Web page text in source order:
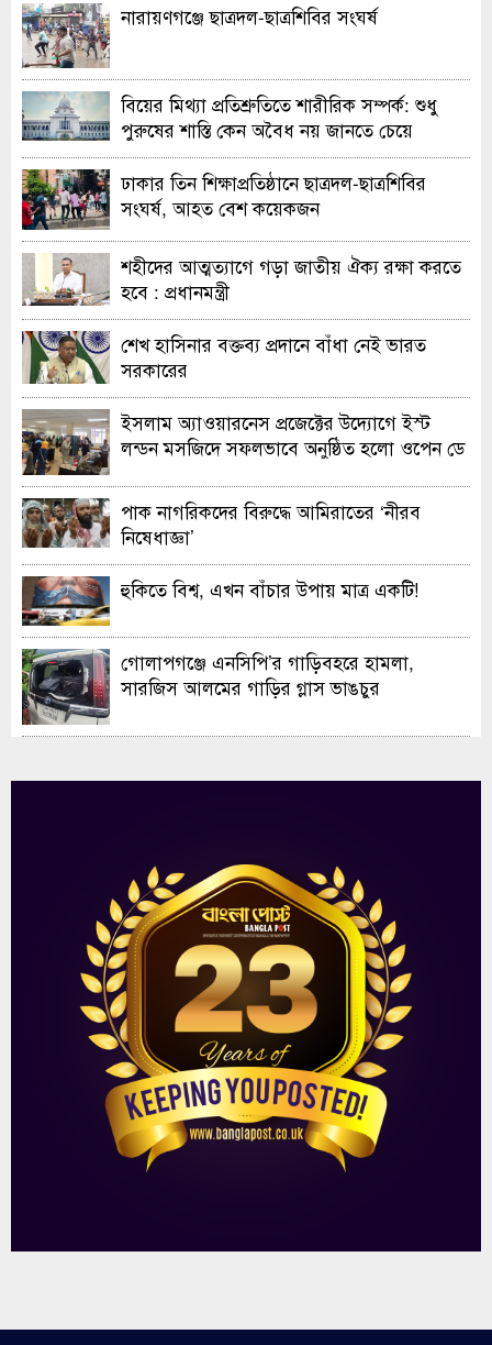
নারায়ণগঞ্জে ছাত্রদল-ছাত্রশিবির সংঘর্ষ
বিয়ের মিথ্যা প্রতিশ্রুতিতে শারীরিক সম্পর্ক: শুধু
পুরুষের শাস্তি কেন অবৈধ নয় জানতে চেয়ে
হাইকোর্টের রুল
ঢাকার তিন শিক্ষাপ্রতিষ্ঠানে ছাত্রদল-ছাত্রশিবির
সংঘর্ষ, আহত বেশ কয়েকজন
শহীদের আত্মত্যাগে গড়া জাতীয় ঐক্য রক্ষা করতে
হবে : প্রধানমন্ত্রী
শেখ হাসিনার বক্তব্য প্রদানে বাঁধা নেই ভারত
সরকারের
ইসলাম অ্যাওয়ারনেস প্রজেক্টের উদ্যোগে ইস্ট
লন্ডন মসজিদে সফলভাবে অনুষ্ঠিত হলো ওপেন ডে
পাক নাগরিকদের বিরুদ্ধে আমিরাতের ‘নীরব
নিষেধাজ্ঞা’
হুকিতে বিশ্ব, এখন বাঁচার উপায় মাত্র একটি!
গোলাপগঞ্জে এনসিপি’র গাড়িবহরে হামলা,
সারজিস আলমের গাড়ির গ্লাস ভাঙচুর